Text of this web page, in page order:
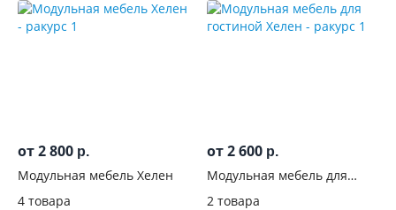
от 2 800 р.
Модульная мебель Хелен
4 товара
от 2 600 р.
Модульная мебель для
2 товара